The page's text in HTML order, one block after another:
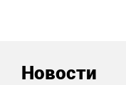
Новости